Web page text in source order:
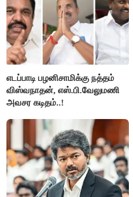
எடப்பாடி பழனிசாமிக்கு நத்தம்
விஸ்வநாதன், எஸ்.பி.வேலுமணி
அவசர கடிதம்..!